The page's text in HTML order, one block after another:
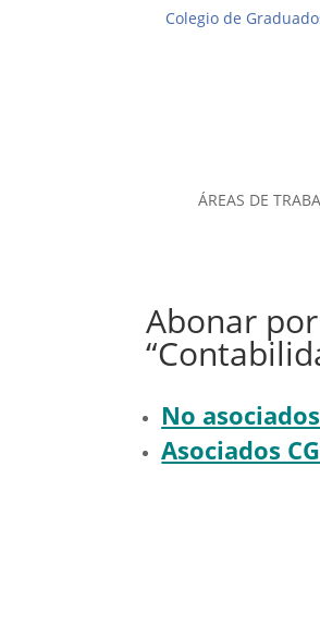
Colegio de
ÁREAS DE
Abonar
No
Asociados